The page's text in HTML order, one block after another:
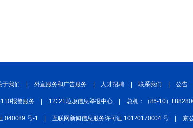
于我们 外宣服务和广告服务 人才招聘 联系我们 公告
110报警服务 12321垃圾信息举报中心 总机：（86-10）
040089 号-1 互联网新闻信息服务许可证 10120170004 号 京